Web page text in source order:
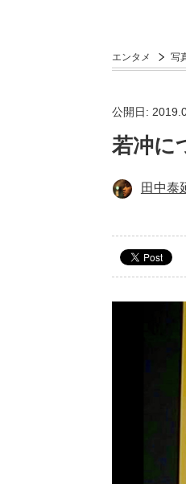
エンタメ 写
公開日:
若冲に
田中泰